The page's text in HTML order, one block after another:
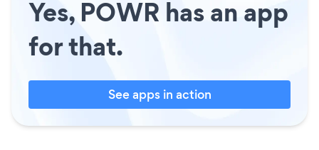
Yes, POWR has an app
for that.
See apps in action